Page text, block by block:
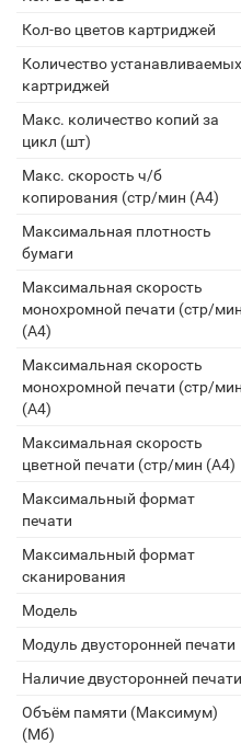
Кол-во цветов картриджей
Количество устанавливаемых
картриджей
Макс. количество копий за
цикл (шт)
Макс. скорость ч/б
копирования (стр/мин (A4)
Максимальная плотность
бумаги
Максимальная скорость
монохромной печати (стр/мин
(A4)
Максимальная скорость
монохромной печати (стр/мин
(А4)
Максимальная скорость
цветной печати (стр/мин (A4)
Максимальный формат
печати
Максимальный формат
сканирования
Модель
Модуль двусторонней печати
Наличие двусторонней печати
Объём памяти (Максимум)
(Мб)